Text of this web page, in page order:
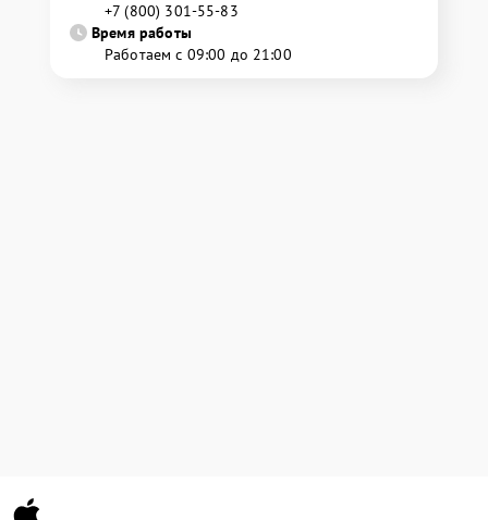
+7 (800) 301-55-83
Время работы
Работаем с 09:00 до 21:00